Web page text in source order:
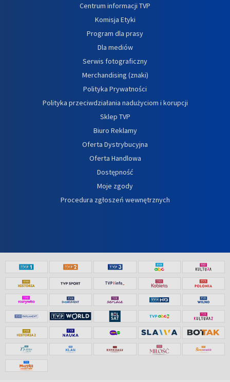
Centrum informacji TVP
Komisja Etyki
Program dla prasy
Dla mediów
Serwis fotograficzny
Merchandising (znaki)
Polityka Prywatności
Polityka przeciwdziałania nadużyciom i korupcji
Sklep TVP
Biuro Reklamy
Oferta Dystrybucyjna
Oferta Handlowa
Dostępność
Moje zgody
Procedura zgłoszeń wewnętrznych